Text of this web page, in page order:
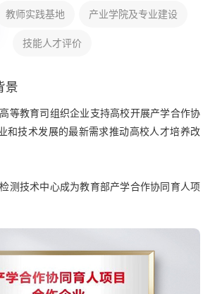
教师实践基地 产业学院及专业建设
技能人才评价
景
等教育司组织企业支持高校开展产学合作协
和技术发展的最新需求推动高校人才培养改
测技术中心成为教育部产学合作协同育人项